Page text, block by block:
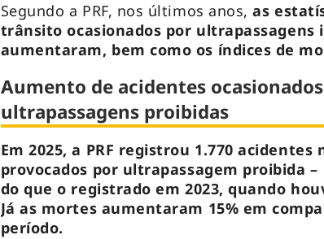
Segundo a PRF, nos últimos anos, as
trânsito ocasionados por ultrapassagens
aumentaram, bem como os índices de
Aumento de acidentes
ultrapassagens proibidas
Em 2025, a PRF registrou 1.770 acidentes
provocados por ultrapassagem proibida
do que o registrado em 2023, quando
Já as mortes aumentaram 15% em
período.